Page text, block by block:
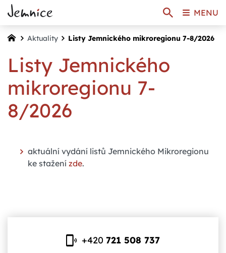
Aktuality Listy Jemnického mikroregionu 7-8/2026
Listy Jemnického
mikroregionu 7-
8/2026
aktuální vydání listů Jemnického Mikroregionu
ke stažení zde.
+420721 508 737
MENU